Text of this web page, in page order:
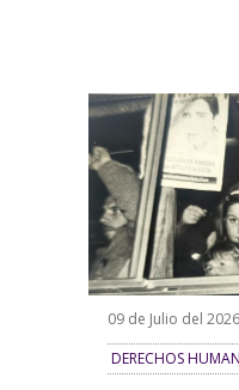
09 de Julio del 2026
DERECHOS